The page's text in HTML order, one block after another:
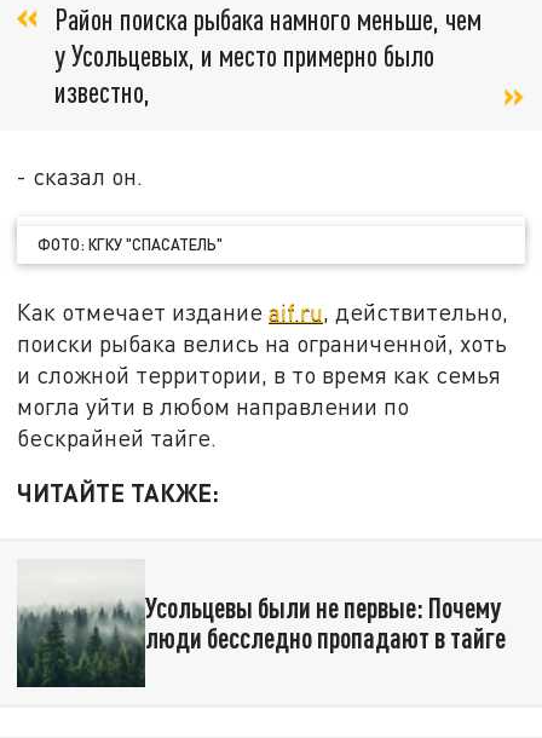
Район поиска рыбака намного меньше, чем
у Усольцевых, и место примерно было
известно,
- сказал он.
ФОТО: КГКУ "СПАСАТЕЛЬ"
Как отмечает изданиеaif.ru, действительно,
поиски рыбака велись на ограниченной, хоть
и сложной территории, в то время как семья
могла уйти в любом направлении по
бескрайней тайге.
ЧИТАЙТЕ ТАКЖЕ:
Усольцевы были не первые: Почему
люди бесследно пропадают в тайге